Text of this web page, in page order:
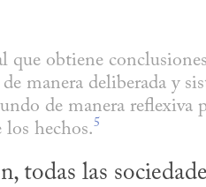
que obtiene
manera deliberada y
de manera reflexiva
los hechos.5
todas las